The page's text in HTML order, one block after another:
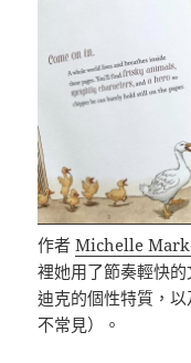
作者Michelle
裡她用了節奏輕快
迪克的個性特質，
不常見）。